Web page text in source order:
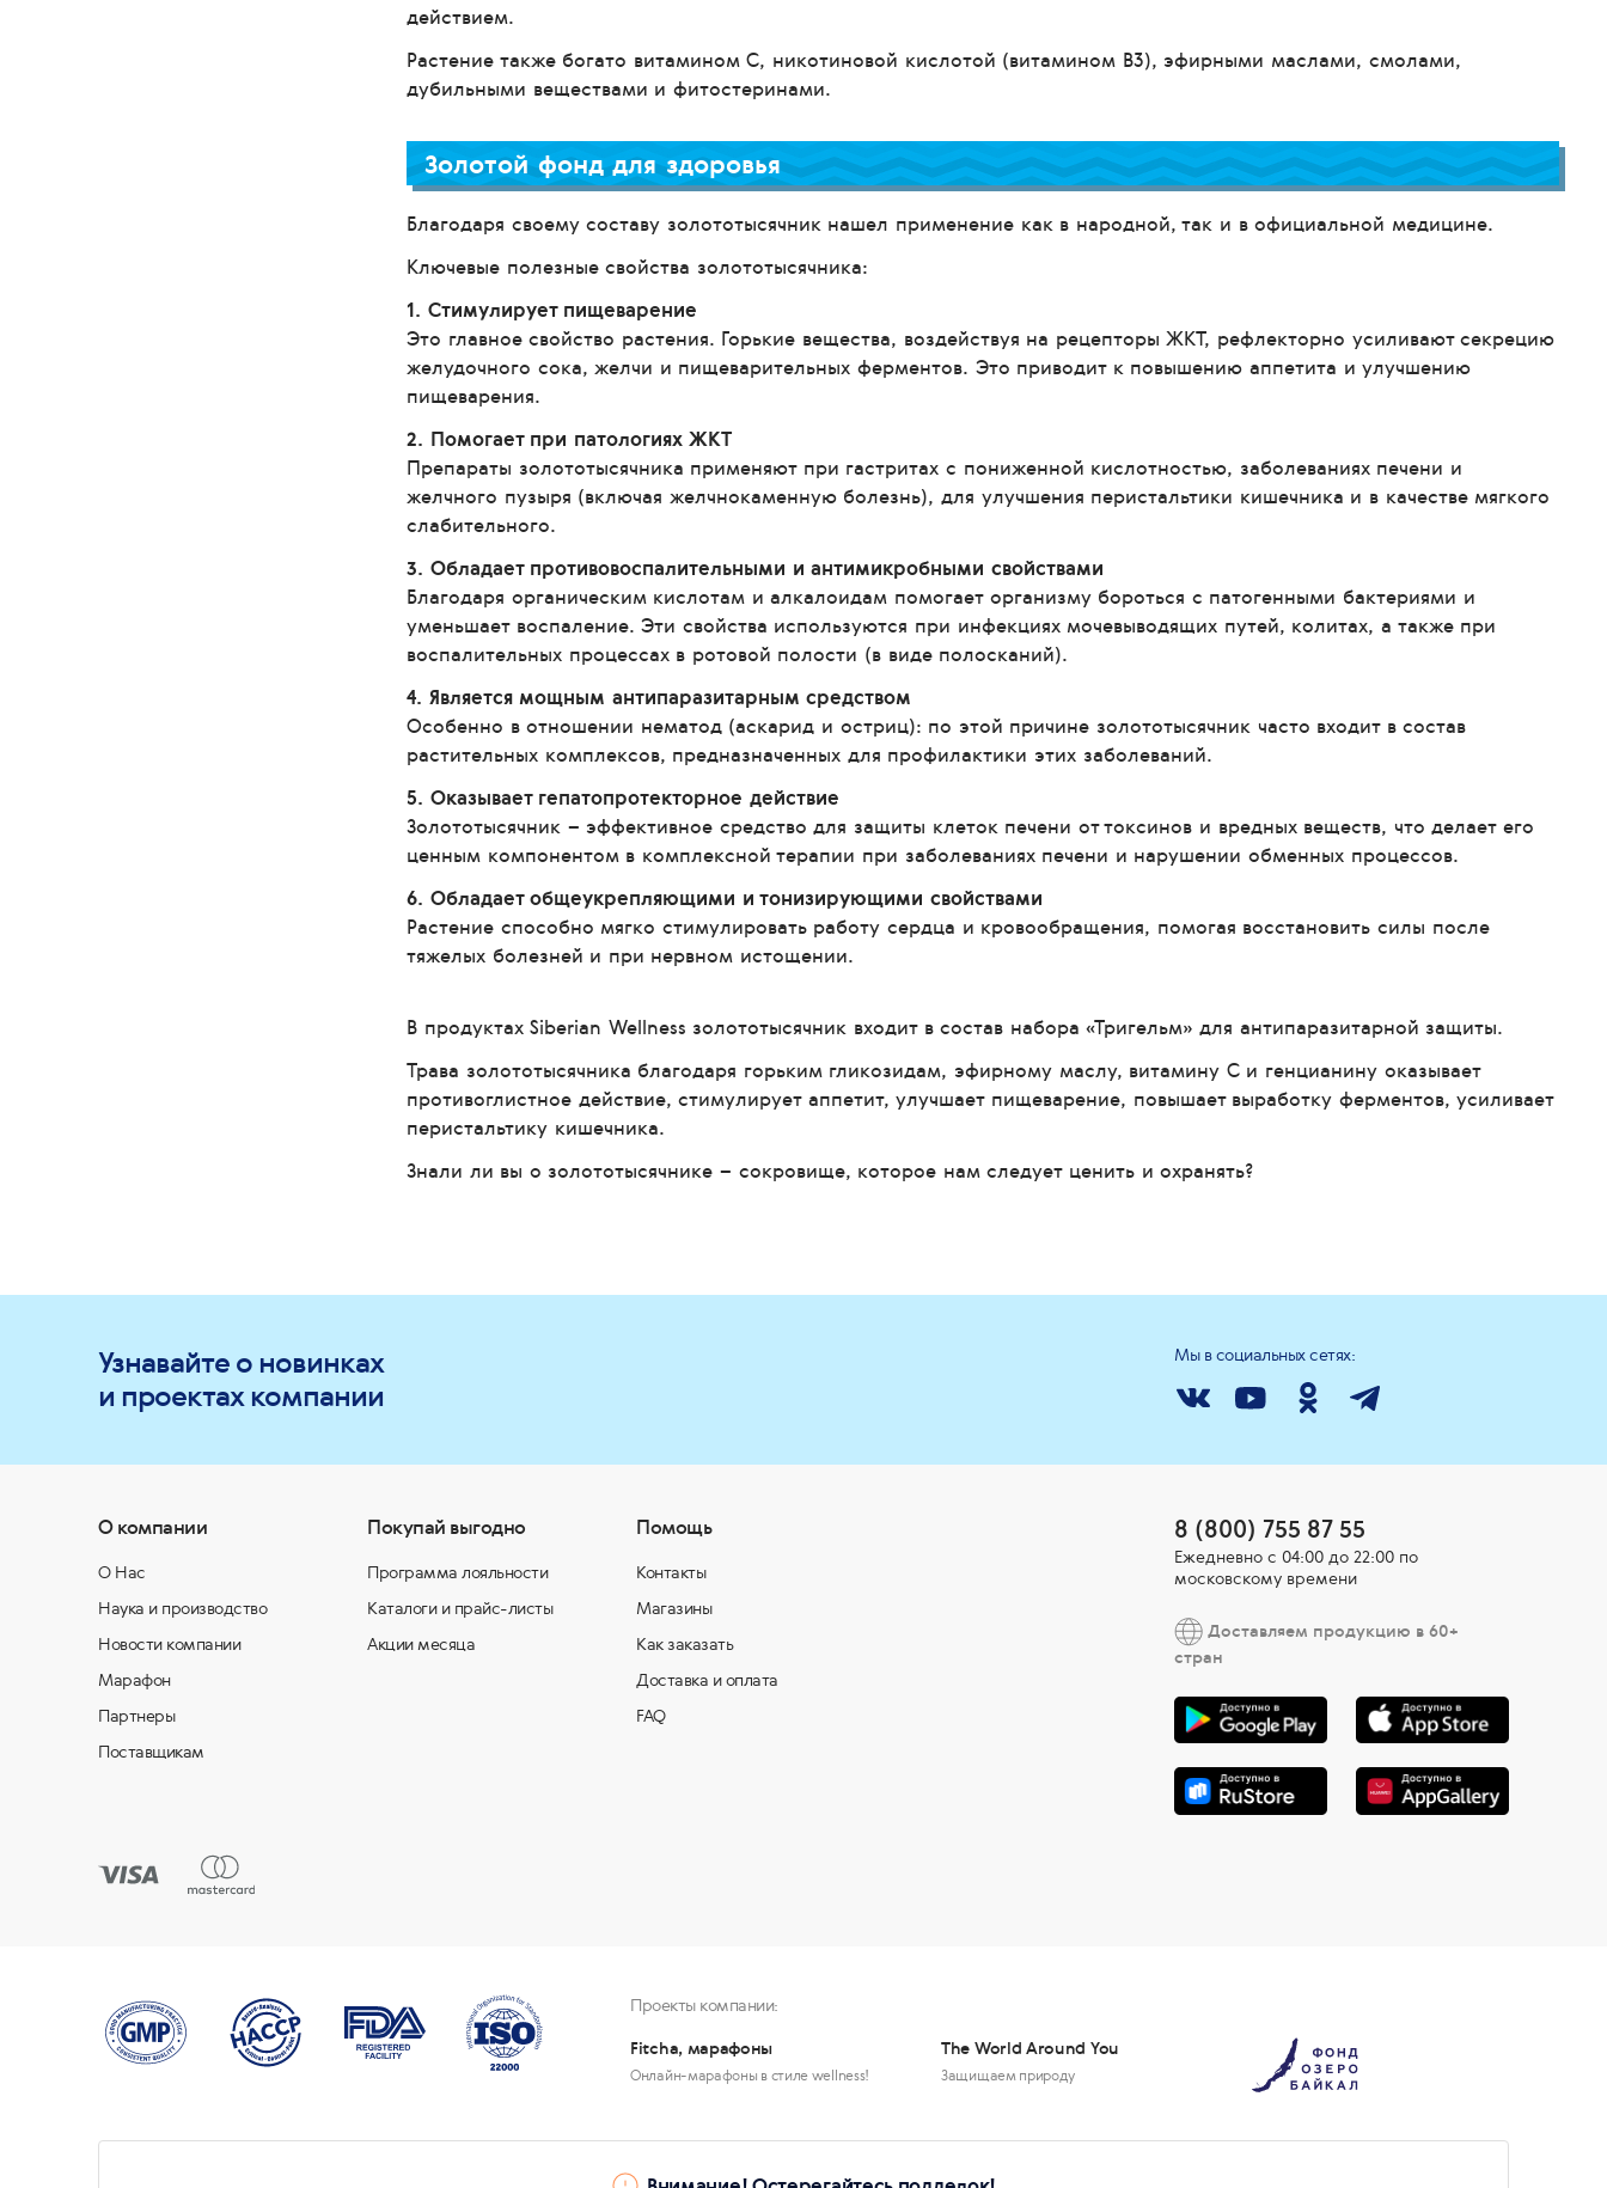
действием.
Растение также богато витамином С, никотиновой кислотой (витамином В3), эфирными маслами, смолами,
дубильными веществами и фитостеринами.
Золотой фонд для здоровья
Благодаря своему составу золототысячник нашел применение как в народной, так и в официальной медицине.
Ключевые полезные свойства золототысячника:
1. Стимулирует пищеварение
Это главное свойство растения. Горькие вещества, воздействуя на рецепторы ЖКТ, рефлекторно усиливают секрецию
желудочного сока, желчи и пищеварительных ферментов. Это приводит к повышению аппетита и улучшению
пищеварения.
2. Помогает при патологиях ЖКТ
Препараты золототысячника применяют при гастритах с пониженной кислотностью, заболеваниях печени и
желчного пузыря (включая желчнокаменную болезнь), для улучшения перистальтики кишечника и в качестве мягкого
слабительного.
3. Обладает противовоспалительными и антимикробными свойствами
Благодаря органическим кислотам и алкалоидам помогает организму бороться с патогенными бактериями и
уменьшает воспаление. Эти свойства используются при инфекциях мочевыводящих путей, колитах, а также при
воспалительных процессах в ротовой полости (в виде полосканий).
4. Является мощным антипаразитарным средством
Особенно в отношении нематод (аскарид и остриц): по этой причине золототысячник часто входит в состав
растительных комплексов, предназначенных для профилактики этих заболеваний.
5. Оказывает гепатопротекторное действие
Золототысячник – эффективное средство для защиты клеток печени от токсинов и вредных веществ, что делает его
ценным компонентом в комплексной терапии при заболеваниях печени и нарушении обменных процессов.
6. Обладает общеукрепляющими и тонизирующими свойствами
Растение способно мягко стимулировать работу сердца и кровообращения, помогая восстановить силы после
тяжелых болезней и при нервном истощении.
В продуктах Siberian Wellness золототысячник входит в состав набора «Тригельм» для антипаразитарной защиты.
Трава золототысячника благодаря горьким гликозидам, эфирному маслу, витамину С и генцианину оказывает
противоглистное действие, стимулирует аппетит, улучшает пищеварение, повышает выработку ферментов, усиливает
перистальтику кишечника.
Знали ли вы о золототысячнике – сокровище, которое нам следует ценить и охранять?
Узнавайте о новинках
и проектах компании
Мы в социальных сетях:
О компании
О Нас
Наука и производство
Новости компании
Марафон
Партнеры
Поставщикам
Покупай выгодно
Программа лояльности
Каталоги и прайс-листы
Акции месяца
Помощь
Контакты
Магазины
Как заказать
Доставка и оплата
FAQ
8 (800) 755 87 55
Ежедневно c 04:00 до 22:00 по
московскому времени
Доставляем продукцию в 60+
стран
Проекты компании:
Fitcha, марафоны
Онлайн-марафоны в стиле wellness!
The World Around You
Защищаем природу